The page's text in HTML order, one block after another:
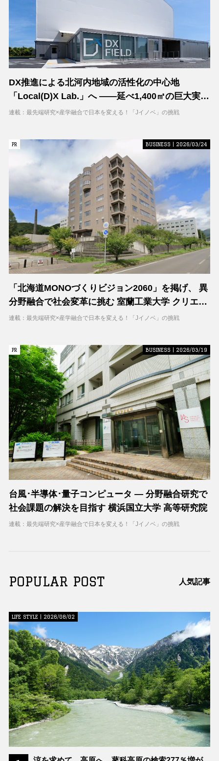
DX推進による北河内地域の活性化の中心地
「Local(D)X Lab.」へ ――延べ1,400㎡の巨大実証
空間で地域DXに挑む 大阪工業大学 DXフィールド
連載：最先端研究×産学融合で日本を変える！「Jイノベ」の挑戦
PR
PR BUSINESS | 2026/03/24
「北海道MONOづくりビジョン2060」を掲げ、 異
分野融合で社会変革に挑む 室蘭工業大学 クリエイ
ティブコラボレーションセンター（CCC）
連載：最先端研究×産学融合で日本を変える！「Jイノベ」の挑戦
PR
PR BUSINESS | 2026/03/19
台風･半導体･量子コンピュータ ― 分野融合研究で
社会課題の解決を目指す 横浜国立大学 高等研究院
連載：最先端研究×産学融合で日本を変える！「Jイノベ」の挑戦
POPULAR POST 人気記事
LIFE STYLE | 2026/08/02